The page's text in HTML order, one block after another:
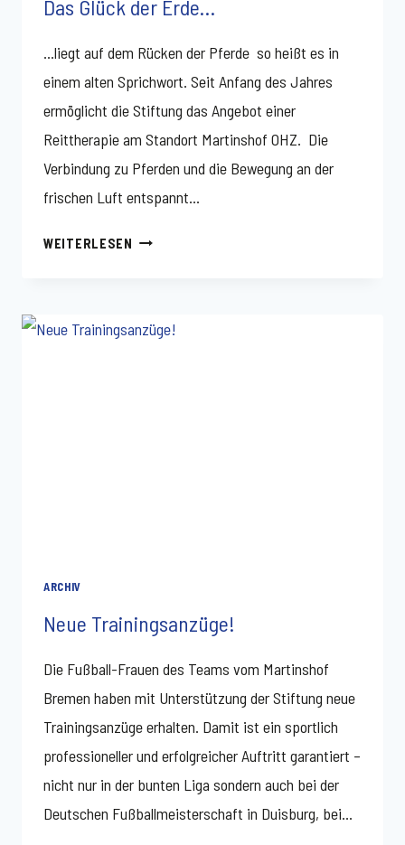
Das Glück der Erde…
…liegt auf dem Rücken der Pferde so heißt es in
einem alten Sprichwort. Seit Anfang des Jahres
ermöglicht die Stiftung das Angebot einer
Reittherapie am Standort Martinshof OHZ. Die
Verbindung zu Pferden und die Bewegung an der
frischen Luft entspannt…
WEITERLESEN DAS
ARCHIV
Neue Trainingsanzüge!
Die Fußball-Frauen des Teams vom Martinshof
Bremen haben mit Unterstützung der Stiftung neue
Trainingsanzüge erhalten. Damit ist ein sportlich
professioneller und erfolgreicher Auftritt garantiert –
nicht nur in der bunten Liga sondern auch bei der
Deutschen Fußballmeisterschaft in Duisburg, bei…